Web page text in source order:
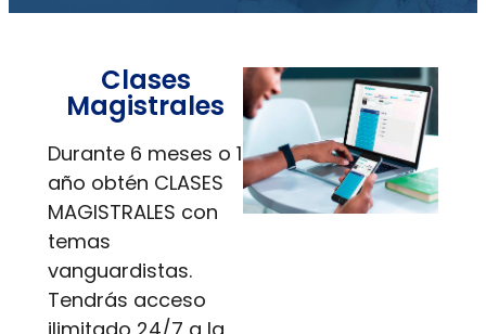
Clases
Magistrales
Durante 6 meses o 1
año obtén CLASES
MAGISTRALES con
temas
vanguardistas.
Tendrás acceso